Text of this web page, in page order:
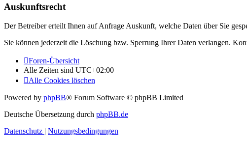
Auskunftsrecht
Der Betreiber erteilt Ihnen auf Anfrage Auskunft, welche Daten über Sie
Sie können jederzeit die Löschung bzw. Sperrung Ihrer Daten verlangen.
Foren-Übersicht
Alle Zeiten sind UTC+02:00
Alle Cookies löschen
Powered by phpBB® Forum Software © phpBB Limited
Deutsche Übersetzung durch phpBB.de
Datenschutz | Nutzungsbedingungen